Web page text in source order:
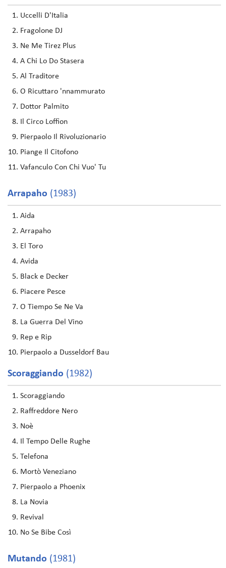
Uccelli D'Italia
Fragolone DJ
Ne Me Tirez Plus
A Chi Lo Do Stasera
Al Traditore
O Ricuttaro 'nnammurato
Dottor Palmito
Il Circo Loffion
Pierpaolo Il Rivoluzionario
Piange Il Citofono
Vafanculo Con Chi Vuo' Tu
Arrapaho (1983)
Aida
Arrapaho
El Toro
Avida
Black e Decker
Piacere Pesce
O Tiempo Se Ne Va
La Guerra Del Vino
Rep e Rip
Pierpaolo a Dusseldorf Bau
Scoraggiando (1982)
Scoraggiando
Raffreddore Nero
Noè
Il Tempo Delle Rughe
Telefona
Mortò Veneziano
Pierpaolo a Phoenix
La Novia
Revival
No Se Bibe Così
Mutando (1981)